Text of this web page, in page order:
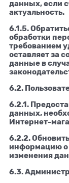
данных, если
актуальность.
6.1.5.
обработки
требованием
оставляет за
данные в
6.2.
6.2.1.
данных,
Интернет-
6.2.2.
информацию о
изменения
6.3.